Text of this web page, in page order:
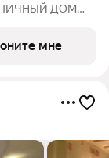
ДОМ
мне